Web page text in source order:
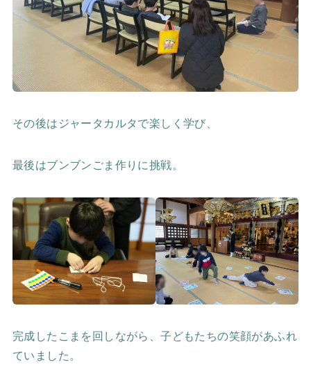
その後はジャータカルタで楽しく学び、
最後はブンブンごま作りに挑戦。
完成したこまを回しながら、子どもたちの笑顔があふれ
ていました。